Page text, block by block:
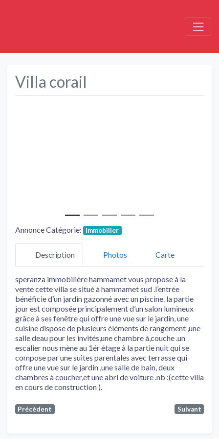
Villa corail
Annonce Catégorie: Immobilier
Description Photos Carte
speranza immobilière hammamet vous propose à la
vente cette villa se situé à hammamet sud .l’entrée
bénéficie d’un jardin gazonné avec un piscine. la partie
jour est composée principalement d’un salon lumineux
grâce à ses fenêtre qui offre une vue sur le jardin, une
cuisine dispose de plusieurs éléments de rangement ,une
salle deau pour les invités,une chambre à,couche .un
escalier nous mène au 1ér étage à la partie nuit qui se
compose par une suites parentales avec terrasse qui
offre une vue sur le jardin ,une salle de bain, deux
chambres à coucher,et une abri de voiture .nb :(cette villa
en cours de construction ).
Précédent Suivant